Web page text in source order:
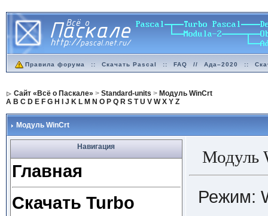
Правила форума :: Скачать Pascal :: FAQ // Ада–2020 ::
Сайт «Всё о Паскале» > Standard-units > Модуль WinCrt
A B C D E F G H J K L M N O P Q R S T U V W X Y Z
Модуль WinCrt
Навигация
Главная
Скачать Turbo
Модуль
Режим: